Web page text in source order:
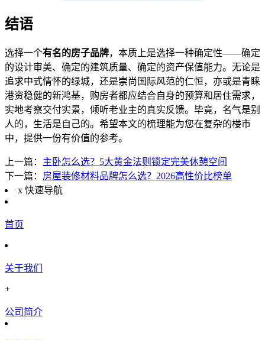
结语
选择一个有名的房子品牌，本质上是选择一种确定性——确定
的设计审美、确定的建筑质量、确定的资产保值能力。无论是
追求中式情怀的绿城，还是崇尚国际风范的仁恒，亦或是青睐
港资稳健的新鸿基，购房者都应结合自身的预算和居住需求，
实地考察交付实景，倾听老业主的真实反馈。毕竟，名气是别
人的，生活是自己的。希望本文的梳理能为您在复杂的楼市
中，提供一份有价值的参考。
上一篇： 主卧怎么选？5大黄金法则锁定完美休憩空间
下一篇： 房屋装修材料品牌怎么选？2026高性价比榜单
x 快速导航
首页
关于我们
+
公司简介